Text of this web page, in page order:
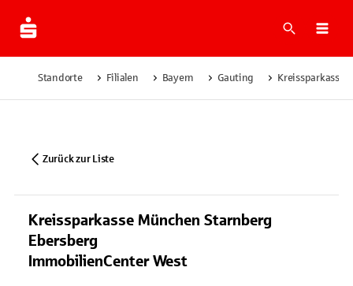
Suche
Standorte Filialen Bayern Gauting Kreissparkasse
Zurück zur Liste
Kreissparkasse München Starnberg
Ebersberg
ImmobilienCenter West